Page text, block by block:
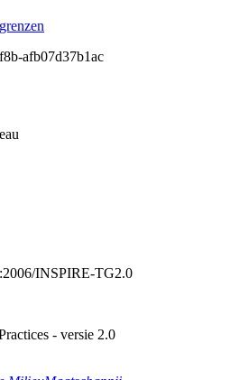
afb07d37b1ac
INSPIRE-TG2.0
- versie 2.0